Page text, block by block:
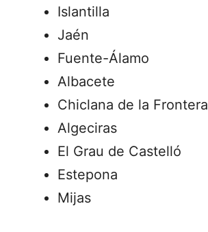
Islantilla
Jaén
Fuente-Álamo
Albacete
Chiclana de la Frontera
Algeciras
El Grau de Castelló
Estepona
Mijas